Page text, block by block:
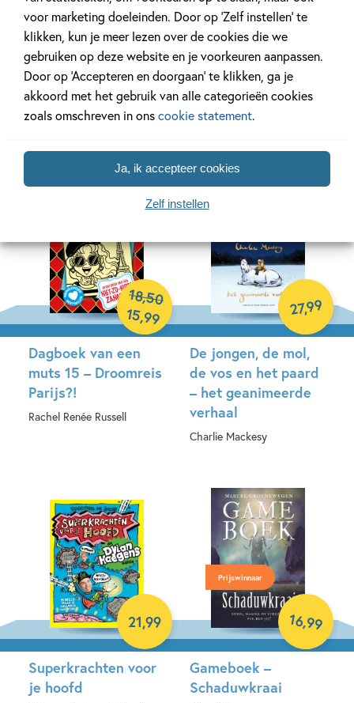
voor marketing doeleinden. Door op ‘Zelf instellen’ te
klikken, kun je meer lezen over de cookies die we
gebruiken op deze website en je voorkeuren aanpassen.
Door op ‘Accepteren en doorgaan’ te klikken, ga je
akkoord met het gebruik van alle categorieën cookies
zoals omschreven in onscookie statement.
Ja, ik accepteer cookies
Zelf instellen
Maar hoe dan?! – Je
lichaam is van jou
Philippine van der Goes,
Karin Middelburg, Agnes
Loonstra
Hardcover
De mooiste vis van
de zee
Marcus Pfister
Hardcover
Dagboek van een
muts 15 – Droomreis
Parijs?!
Rachel Renée Russell
18,50
15,99
De jongen, de mol,
de vos en het paard
– het geanimeerde
verhaal
Charlie Mackesy
27,99
Superkrachten voor
je hoofd
21,99
Prijswinnaar
Gameboek –
Schaduwkraai
16,99